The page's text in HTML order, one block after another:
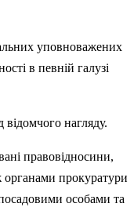
уповноважених
в певній галузі
відомчого нагляду.
правовідносини,
прокуратури
особами та